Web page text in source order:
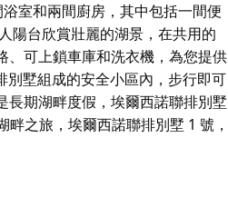
室和兩間廚房，其中包括一間便
陽台欣賞壯麗的湖景，在共用的
、可上鎖車庫和洗衣機，為您提供
別墅組成的安全小區內，步行即可
期湖畔度假，埃爾西諾聯排別墅
之旅，埃爾西諾聯排別墅 1 號，
室和兩間廚房，其中包括一間便